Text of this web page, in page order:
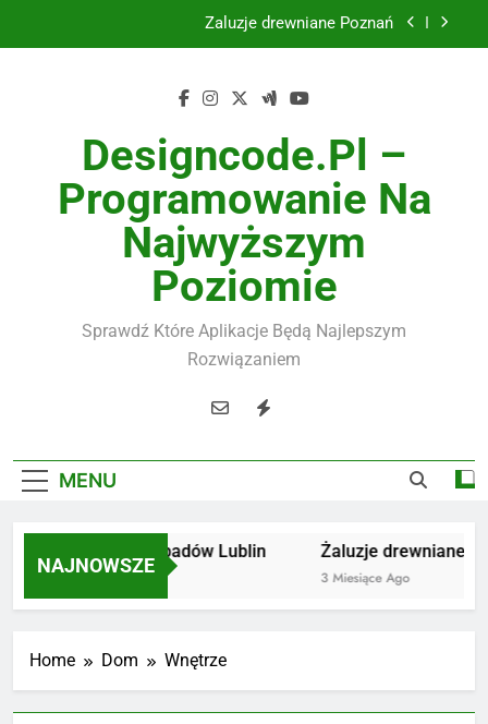
Żaluzje drewniane Poznań
Utylizacja odpadów Lublin
Żaluzje drewniane Poznań
Instalacje elektryczne Gdańsk
Designcode.pl –
Programowanie Na
Najwyższym
Poziomie
Sprawdź Które Aplikacje Będą Najlepszym
Rozwiązaniem
MENU
NAJNOWSZE
Utylizacja odpadów Lublin
2 Miesiące Ago
Żaluzje drewniane
3 Miesiące Ago
Home Dom Wnętrze